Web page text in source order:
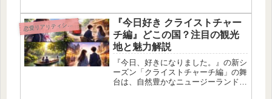
出して、涙あり、ドキドキありの波乱
の回だったよ。特別デートやビー...
恋
愛リアリティショー
『今日好き クライストチャー
チ編』どこの国？注目の観光
地と魅力解説
『今日、好きになりました。』の新シ
ーズン「クライストチャーチ編」の舞
台は、自然豊かなニュージーランド南